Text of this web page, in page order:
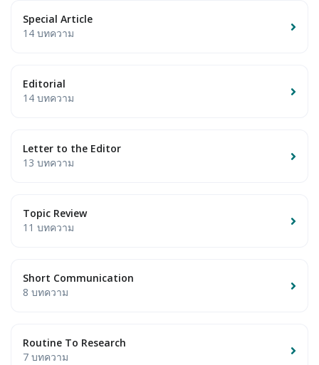
Special Article
14 บทความ
Editorial
14 บทความ
Letter to the Editor
13 บทความ
Topic Review
11 บทความ
Short Communication
8 บทความ
Routine To Research
7 บทความ